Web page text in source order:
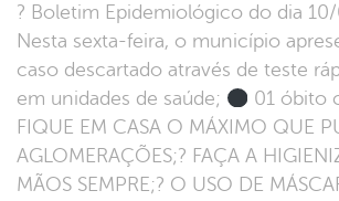
? Boletim Epidemiológico do dia
Nesta sexta-feira, o município
caso descartado através de teste
em unidades de saúde;
01 óbito
FIQUE EM CASA O MÁXIMO QUE
AGLOMERAÇÕES;? FAÇA A
MÃOS SEMPRE;? O USO DE